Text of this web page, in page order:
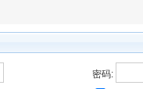
密码: